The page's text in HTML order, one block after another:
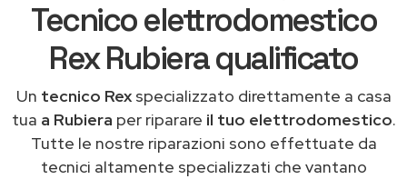
Tecnico elettrodomestico
Rex Rubiera qualificato
Un tecnico Rexspecializzato direttamente a casa
tua a Rubiera per riparare il tuo elettrodomestico.
Tutte le nostre riparazioni sono effettuate da
tecnici altamente specializzati che vantano